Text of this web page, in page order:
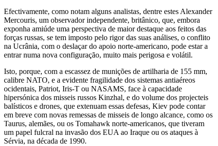
Efectivamente, como notam alguns analistas, dentre estes Alexander
Mercouris, um observador independente, britânico, que, embora
exponha amiúde uma perspectiva de maior destaque aos feitos das
forças russas, se tem imposto pelo rigor das suas análises, o conflito
na Ucrânia, com o deslaçar do apoio norte-americano, pode estar a
entrar numa nova configuração, muito mais perigosa e volátil.
Isto, porque, com a escassez de munições de artilharia de 155 mm,
calibre NATO, e a evidente fragilidade dos sistemas antiaéreos
ocidentais, Patriot, Iris-T ou NASAMS, face à capacidade
hipersónica dos misseis russos Kinzhal, e do volume dos projecteis
balísticos e drones, que extenuam essas defesas, Kiev pode contar
em breve com novas remessas de misseis de longo alcance, como os
Taurus, alemães, ou os Tomahawk norte-americanos, que tiveram
um papel fulcral na invasão dos EUA ao Iraque ou os ataques à
Sérvia, na década de 1990.